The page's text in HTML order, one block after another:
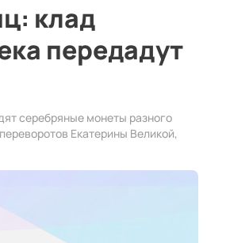
клад
передадут
серебряные монеты разного
Екатерины Великой,